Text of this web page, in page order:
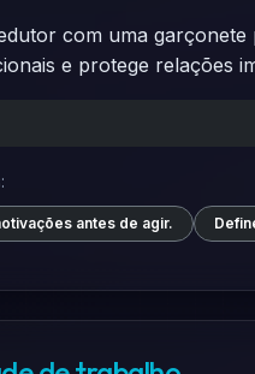
com uma garçonete
e protege relações
antes de agir.